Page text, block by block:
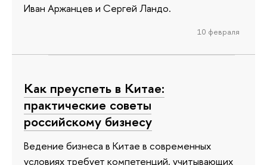
Иван Аржанцев и Сергей Ландо.
10 февраля
Как преуспеть в Китае:
практические советы
российскому бизнесу
Ведение бизнеса в Китае в современных
условиях требует компетенций, учитывающих